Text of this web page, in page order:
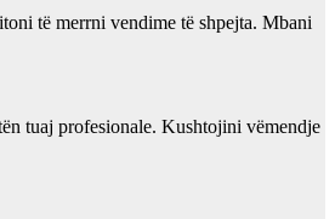
të merrni vendime të shpejta. Mbani
tuaj profesionale. Kushtojini vëmendje